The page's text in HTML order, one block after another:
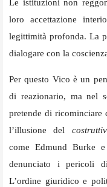
Le istituzioni non
loro accettazione
legittimità profonda. La
dialogare con la
Per questo Vico è un
di reazionario, ma nel
pretende di ricominciare
l’illusione del
come Edmund Burke
denunciato i pericoli
L’ordine giuridico e